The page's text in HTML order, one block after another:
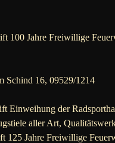
100 Jahre Freiwillige
Schind 16, 09529/1214
Einweihung der
aller Art,
125 Jahre Freiwillige